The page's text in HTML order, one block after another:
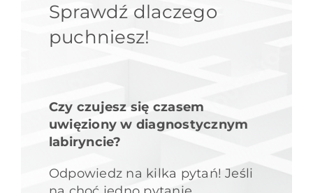
Sprawdź dlaczego
puchniesz!
Czy czujesz się czasem
uwięziony w diagnostycznym
labiryncie?
Odpowiedz na kilka pytań! Jeśli